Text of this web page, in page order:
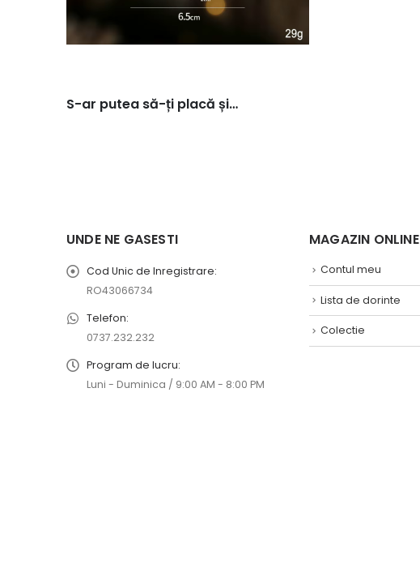
S-ar putea să-ți placă și…
UNDE NE GASESTI
Cod Unic de Inregistrare:
RO43066734
Telefon:
0737.232.232
Program de lucru:
Luni - Duminica / 9:00 AM - 8:00 PM
MAGAZIN ONLINE ​
Contul meu
Lista de dorinte
Colectie